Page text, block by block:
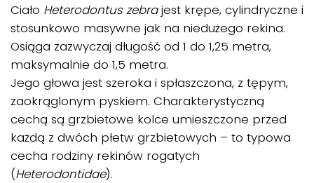
Ciało Heterodontus zebrajest krępe, cylindryczne i
stosunkowo masywne jak na niedużego rekina.
Osiąga zazwyczaj długość od 1 do 1,25 metra,
maksymalnie do 1,5 metra.
Jego głowa jest szeroka i spłaszczona, z tępym,
zaokrąglonym pyskiem. Charakterystyczną
cechą są grzbietowe kolce umieszczone przed
każdą z dwóch płetw grzbietowych – to typowa
cecha rodziny rekinów rogatych
(Heterodontidae).